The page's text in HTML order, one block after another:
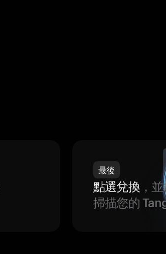
最後
點選兌換，
掃描您的